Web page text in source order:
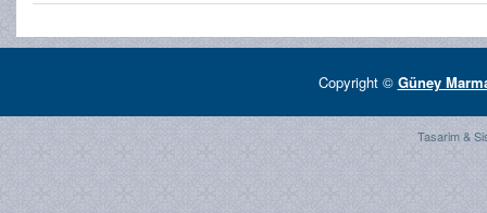
Copyright © Güney
Tasarim &